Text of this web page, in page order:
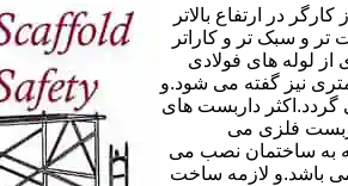
در ارتفاع بالاتر
تر و سبک تر و کاراتر
لوله های فولادی
پنج سانتی متری نیز گفته می شود.و
نصب می گردد.اکثر داربست های
فلزی می
به ساختمان نصب می
می باشد.و لازمه ساخت